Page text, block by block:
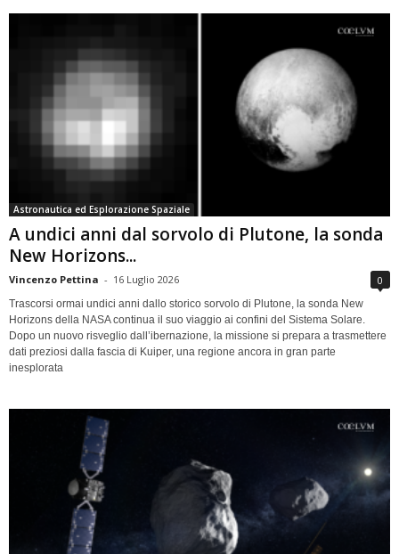
Astronautica ed Esplorazione Spaziale
A undici anni dal sorvolo di Plutone, la sonda
New Horizons...
Vincenzo Pettina - 16 Luglio 2026 0
Trascorsi ormai undici anni dallo storico sorvolo di Plutone, la sonda New
Horizons della NASA continua il suo viaggio ai confini del Sistema Solare.
Dopo un nuovo risveglio dall’ibernazione, la missione si prepara a trasmettere
dati preziosi dalla fascia di Kuiper, una regione ancora in gran parte
inesplorata